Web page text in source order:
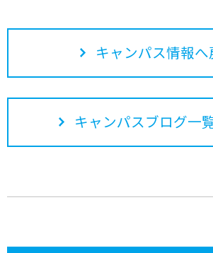
キャンパス情報へ
キャンパスブログ一